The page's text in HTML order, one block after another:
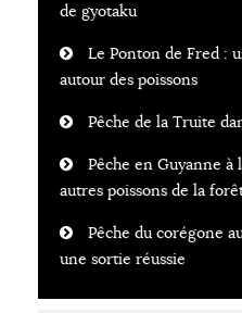
de gyotaku
Le Ponton de Fred :
autour des poissons
Pêche de la Truite
Pêche en Guyanne
autres poissons de la
Pêche du corégone
une sortie réussie